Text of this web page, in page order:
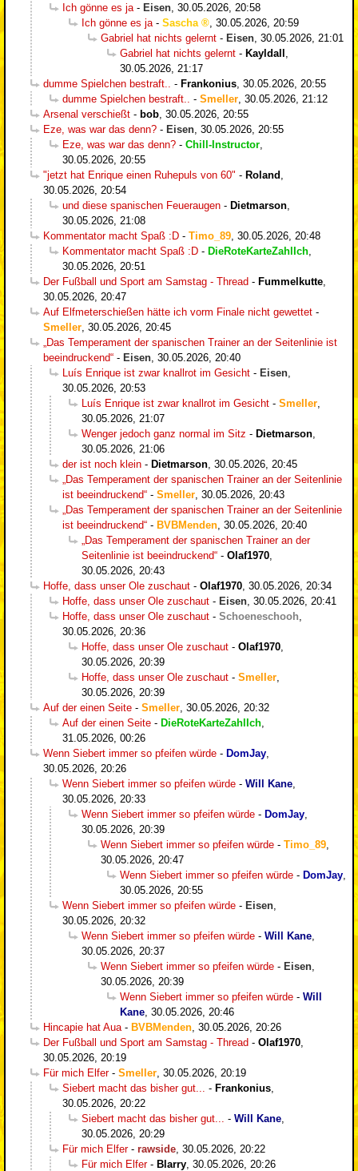
Ich gönne es ja - Eisen 30.05.2026, 20:58
Ich gönne es ja - Sascha
30.05.2026, 20:59
Gabriel hat nichts gelernt - Eisen 30.05.2026, 21:01
Gabriel hat nichts gelernt - Kayldall
30.05.2026, 21:17
dumme Spielchen bestraft..
- Frankonius 30.05.2026, 20:55
dumme Spielchen bestraft..
- Smeller 30.05.2026, 21:12
Arsenal verschießt - bob 30.05.2026, 20:55
Eze, was war das denn? - Eisen 30.05.2026, 20:55
Eze, was war das denn? - Chill-Instructor
30.05.2026, 20:55
"jetzt hat Enrique einen Ruhepuls von 60" - Roland
30.05.2026, 20:54
und diese spanischen Feueraugen - Dietmarson
30.05.2026, 21:08
Kommentator macht Spaß :D - Timo_89 30.05.2026, 20:48
Kommentator macht Spaß :D - DieRoteKarteZahlIch
30.05.2026, 20:51
Der Fußball und Sport am Samstag - Thread - Fummelkutte
30.05.2026, 20:47
Auf Elfmeterschießen hätte ich vorm Finale nicht gewettet -
Smeller 30.05.2026, 20:45
„Das Temperament der spanischen Trainer an der Seitenlinie ist
beeindruckend“ - Eisen 30.05.2026, 20:40
Luís Enrique ist zwar knallrot im Gesicht - Eisen
30.05.2026, 20:53
Luís Enrique ist zwar knallrot im Gesicht - Smeller
30.05.2026, 21:07
Wenger jedoch ganz normal im Sitz - Dietmarson
30.05.2026, 21:06
der ist noch klein - Dietmarson 30.05.2026, 20:45
„Das Temperament der spanischen Trainer an der Seitenlinie
ist beeindruckend“ - Smeller 30.05.2026, 20:43
„Das Temperament der spanischen Trainer an der Seitenlinie
ist beeindruckend“ - BVBMenden 30.05.2026, 20:40
„Das Temperament der spanischen Trainer an der
Seitenlinie ist beeindruckend“ - Olaf1970
30.05.2026, 20:43
Hoffe, dass unser Ole zuschaut - Olaf1970 30.05.2026, 20:34
Hoffe, dass unser Ole zuschaut - Eisen 30.05.2026, 20:41
Hoffe, dass unser Ole zuschaut - Schoeneschooh
30.05.2026, 20:36
Hoffe, dass unser Ole zuschaut - Olaf1970
30.05.2026, 20:39
Hoffe, dass unser Ole zuschaut - Smeller
30.05.2026, 20:39
Auf der einen Seite - Smeller 30.05.2026, 20:32
Auf der einen Seite - DieRoteKarteZahlIch
31.05.2026, 00:26
Wenn Siebert immer so pfeifen würde - DomJay
30.05.2026, 20:26
Wenn Siebert immer so pfeifen würde - Will Kane
30.05.2026, 20:33
Wenn Siebert immer so pfeifen würde - DomJay
30.05.2026, 20:39
Wenn Siebert immer so pfeifen würde - Timo_89
30.05.2026, 20:47
Wenn Siebert immer so pfeifen würde - DomJay
30.05.2026, 20:55
Wenn Siebert immer so pfeifen würde - Eisen
30.05.2026, 20:32
Wenn Siebert immer so pfeifen würde - Will Kane
30.05.2026, 20:37
Wenn Siebert immer so pfeifen würde - Eisen
30.05.2026, 20:39
Wenn Siebert immer so pfeifen würde - Will
Kane 30.05.2026, 20:46
Hincapie hat Aua - BVBMenden 30.05.2026, 20:26
Der Fußball und Sport am Samstag - Thread - Olaf1970
30.05.2026, 20:19
Für mich Elfer- Smeller 30.05.2026, 20:19
Siebert macht das bisher gut...
- Frankonius
30.05.2026, 20:22
Siebert macht das bisher gut...
- Will Kane
30.05.2026, 20:29
Für mich Elfer- rawside 30.05.2026, 20:22
Für mich Elfer- Blarry 30.05.2026, 20:26